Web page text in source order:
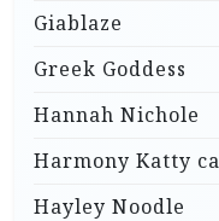
Giablaze
Greek Goddess
Hannah Nichole
Harmony Katty
Hayley Noodle